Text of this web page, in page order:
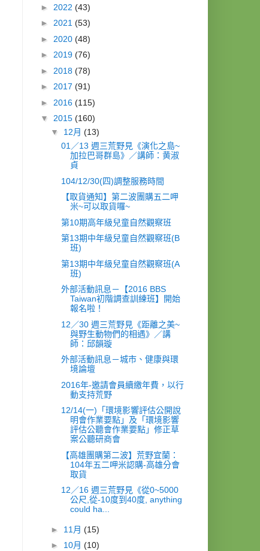
► 2022 (43)
► 2021 (53)
► 2020 (48)
► 2019 (76)
► 2018 (78)
► 2017 (91)
► 2016 (115)
▼ 2015 (160)
▼ 12月 (13)
01／13 週三荒野見《演化之島~
加拉巴哥群島》／講師：黄淑
貞
104/12/30(四)調整服務時間
【取貨通知】第二波團購五二呷
米~可以取貨囉~
第10期高年級兒童自然觀察班
第13期中年級兒童自然觀察班(B
班)
第13期中年級兒童自然觀察班(A
班)
外部活動訊息－【2016 BBS
Taiwan初階調查訓練班】開始
報名啦！
12／30 週三荒野見《距離之美~
與野生動物們的相遇》／講
師：邱韻璇
外部活動訊息－城市、健康與環
境論壇
2016年-邀請會員續繳年費，以行
動支持荒野
12/14(一)「環境影響評估公開說
明會作業要點」及「環境影響
評估公聽會作業要點」修正草
案公聽研商會
【高雄團購第二波】荒野宜蘭：
104年五二呷米認購-高雄分會
取貨
12／16 週三荒野見《從0~5000
公尺,從-10度到40度, anything
could ha...
► 11月 (15)
► 10月 (10)